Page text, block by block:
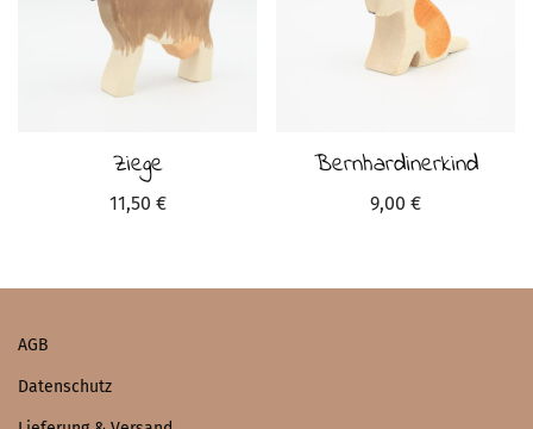
Ziege
11,50 €
Bernhardinerkind
9,00 €
AGB
Datenschutz